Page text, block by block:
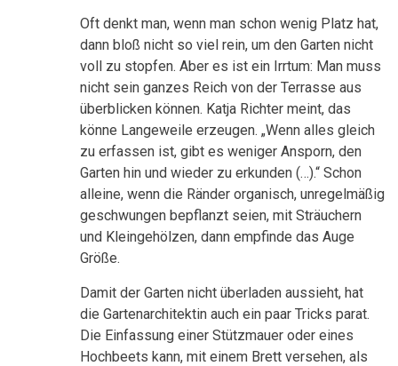
Oft denkt man, wenn man schon wenig Platz hat,
dann bloß nicht so viel rein, um den Garten nicht
voll zu stopfen. Aber es ist ein Irrtum: Man muss
nicht sein ganzes Reich von der Terrasse aus
überblicken können. Katja Richter meint, das
könne Langeweile erzeugen. „Wenn alles gleich
zu erfassen ist, gibt es weniger Ansporn, den
Garten hin und wieder zu erkunden (…).“ Schon
alleine, wenn die Ränder organisch, unregelmäßig
geschwungen bepflanzt seien, mit Sträuchern
und Kleingehölzen, dann empfinde das Auge
Größe.
Damit der Garten nicht überladen aussieht, hat
die Gartenarchitektin auch ein paar Tricks parat.
Die Einfassung einer Stützmauer oder eines
Hochbeets kann, mit einem Brett versehen, als